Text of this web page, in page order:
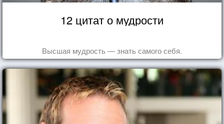
12 цитат о мудрости
Высшая мудрость — знать самого себя.